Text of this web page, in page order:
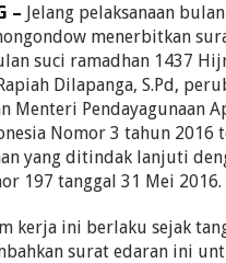
– Jelang pelaksanaan
menerbitkan
suci ramadhan 1437
Dilapanga, S.Pd,
Menteri Pendayagunaan
Nomor 3 tahun 2016
yang ditindak lanjuti
197 tanggal 31 Mei 2016.
kerja ini berlaku sejak
surat edaran ini